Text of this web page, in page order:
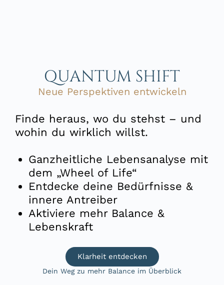
QUANTUM SHIFT
Neue Perspektiven entwickeln
Finde heraus, wo du stehst – und
wohin du wirklich willst.
Ganzheitliche Lebensanalyse mit
dem „Wheel of Life“
Entdecke deine Bedürfnisse &
innere Antreiber
Aktiviere mehr Balance &
Lebenskraft
Klarheit entdecken
Dein Weg zu mehr Balance im Überblick